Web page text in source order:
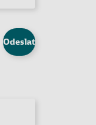
Odeslat